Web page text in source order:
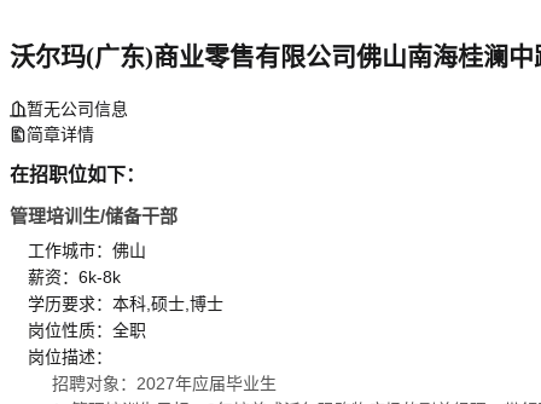
沃尔玛(广东)商业零售有限公司佛山南海桂澜中
暂无公司信息
简章详情
在招职位如下：
管理培训生/储备干部
工作城市：佛山
薪资：6k-8k
学历要求：本科,硕士,博士
岗位性质：全职
岗位描述：
招聘对象：2027年应届毕业生